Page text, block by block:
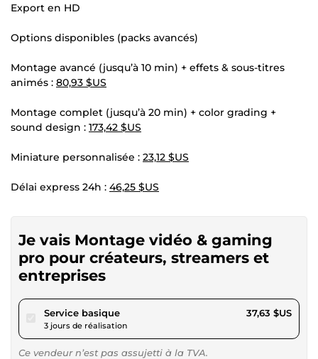
Export en HD
Options disponibles (packs avancés)
Montage avancé (jusqu’à 10 min) + effets & sous-titres
animés : 80,93 $US
Montage complet (jusqu’à 20 min) + color grading +
sound design : 173,42 $US
Miniature personnalisée : 23,12 $US
Délai express 24h : 46,25 $US
Je vais Montage vidéo & gaming
pro pour créateurs, streamers et
entreprises
Service basiquepour 34,68 $US
3 jours de réalisation
37,63 $US
Ce vendeur n’est pas assujetti à la TVA.